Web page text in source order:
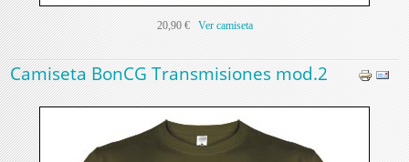
20,90 € Ver camiseta
Camiseta BonCG Transmisiones mod.2